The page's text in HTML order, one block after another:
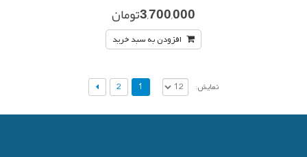
3,700,000تومان
افزودن به سبد خرید
نمایش: 1
2